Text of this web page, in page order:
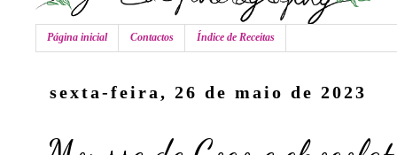
Página inicial Contactos Índice de Receitas
sexta-feira, 26 de maio de 2023